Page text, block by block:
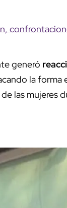
generó
la forma
las mujeres